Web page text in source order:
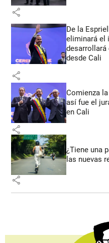
share
De la
eliminará el
desde Cali
share
Comienza
así fue el
en Cali
share
¿Tiene una
las nuevas
share